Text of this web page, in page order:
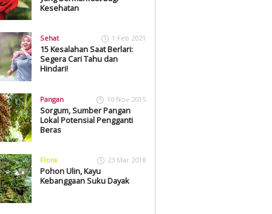
Kesehatan
Sehat 1 Feb 2021
15 Kesalahan Saat Berlari:
Segera Cari Tahu dan
Hindari!
Pangan 10 Nov 2015
Sorgum, Sumber Pangan
Lokal Potensial Pengganti
Beras
Flora 23 Mar 2018
Pohon Ulin, Kayu
Kebanggaan Suku Dayak